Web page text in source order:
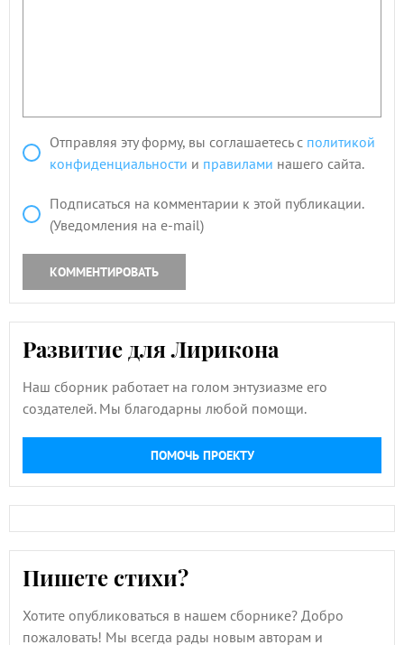
Отправляя эту форму, вы соглашаетесь с политикой
конфиденциальности и правилами нашего сайта.
Подписаться на комментарии к этой публикации.
(Уведомления на e-mail)
КОММЕНТИРОВАТЬ
Развитие для Лирикона
Наш сборник работает на голом энтузиазме его
создателей. Мы благодарны любой помощи.
ПОМОЧЬ ПРОЕКТУ
Пишете стихи?
Хотите опубликоваться в нашем сборнике? Добро
пожаловать! Мы всегда рады новым авторам и